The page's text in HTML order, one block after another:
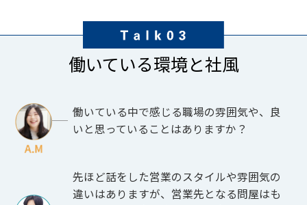
働いている環境と社風
働いている中で感じる職場の雰囲気や、良
いと思っていることはありますか？
先ほど話をした営業のスタイルや雰囲気の
違いはありますが、営業先となる問屋はも